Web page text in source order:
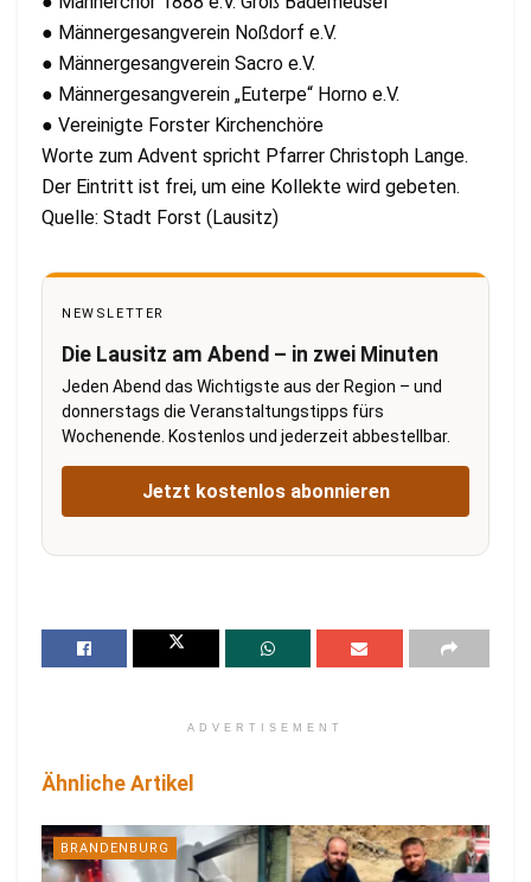
● Männergesangverein Noßdorf e.V.
● Männergesangverein Sacro e.V.
● Männergesangverein „Euterpe“ Horno e.V.
● Vereinigte Forster Kirchenchöre
Worte zum Advent spricht Pfarrer Christoph Lange.
Der Eintritt ist frei, um eine Kollekte wird gebeten.
Quelle: Stadt Forst (Lausitz)
NEWSLETTER
Die Lausitz am Abend – in zwei Minuten
Jeden Abend das Wichtigste aus der Region – und
donnerstags die Veranstaltungstipps fürs
Wochenende. Kostenlos und jederzeit abbestellbar.
Jetzt kostenlos abonnieren
ADVERTISEMENT
Ähnliche Artikel
BRANDENBURG